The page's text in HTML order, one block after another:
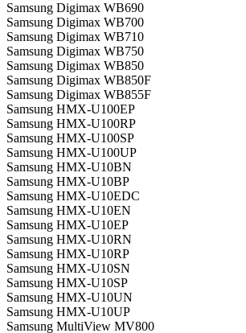
Samsung Digimax WB690
Samsung Digimax WB700
Samsung Digimax WB710
Samsung Digimax WB750
Samsung Digimax WB850
Samsung Digimax WB850F
Samsung Digimax WB855F
Samsung HMX-U100EP
Samsung HMX-U100RP
Samsung HMX-U100SP
Samsung HMX-U100UP
Samsung HMX-U10BN
Samsung HMX-U10BP
Samsung HMX-U10EDC
Samsung HMX-U10EN
Samsung HMX-U10EP
Samsung HMX-U10RN
Samsung HMX-U10RP
Samsung HMX-U10SN
Samsung HMX-U10SP
Samsung HMX-U10UN
Samsung HMX-U10UP
Samsung MultiView MV800